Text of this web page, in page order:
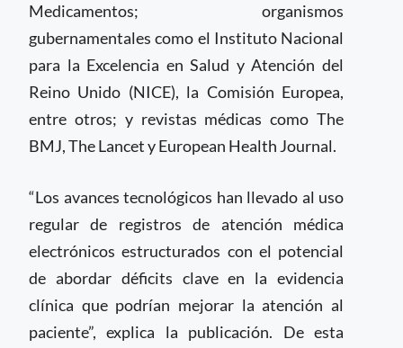
Medicamentos; organismos
gubernamentales como el Instituto Nacional
para la Excelencia en Salud y Atención del
Reino Unido (NICE), la Comisión Europea,
entre otros; y revistas médicas como The
BMJ, The Lancet y European Health Journal.
“Los avances tecnológicos han llevado al uso
regular de registros de atención médica
electrónicos estructurados con el potencial
de abordar déficits clave en la evidencia
clínica que podrían mejorar la atención al
paciente”, explica la publicación. De esta